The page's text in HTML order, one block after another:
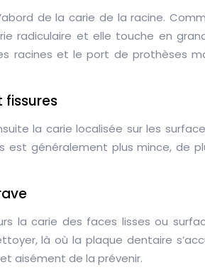
de la carie de la racine.
radiculaire et elle touche en
racines et le port de prothèses
fissures
la carie localisée sur les
est généralement plus mince, de
la carie des faces lisses ou
là où la plaque dentaire
aisément de la prévenir.